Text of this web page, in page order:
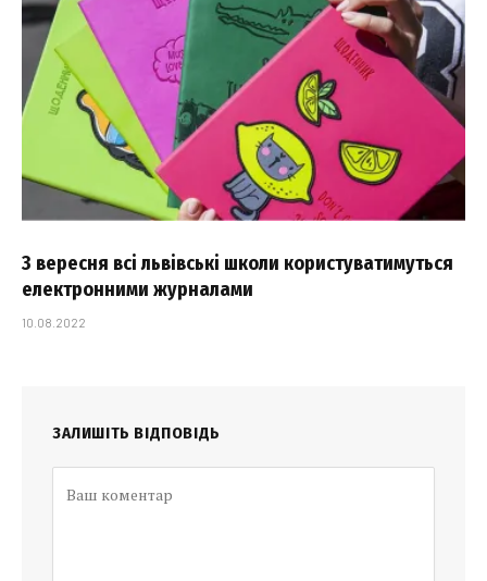
З вересня всі львівські школи користуватимуться
електронними журналами
10.08.2022
ЗАЛИШІТЬ ВІДПОВІДЬ